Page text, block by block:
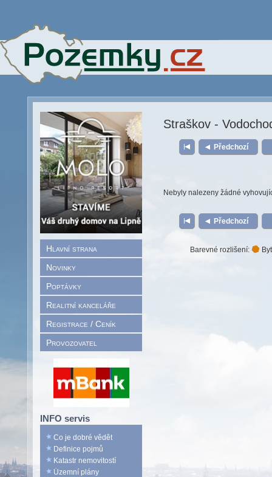
Hlavní strana
Novinky
Poptávky
Realitní kanceláře
Registrace / Ceník
Provozovatel
INFO servis
Co je dobré vědět
Definice pojmů
Katastr nemovitostí
Územní plány
Straškov -
Předchozí
Nebyly nalezeny žádné
Předchozí
Barevné rozlišení: